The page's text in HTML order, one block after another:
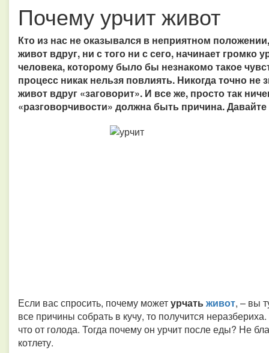
Почему урчит живот
Кто из нас не оказывался в неприятном
живот вдруг, ни с того ни с сего, начинает громко
человека, которому было бы незнакомо такое
процесс никак нельзя повлиять. Никогда точно
живот вдруг «заговорит». И все же, просто так
«разговорчивости» должна быть причина.
Если вас спросить, почему можетурчатьживот, – вы
все причины собрать в кучу, то получится
что от голода. Тогда почему он урчит после еды? Не
котлету.